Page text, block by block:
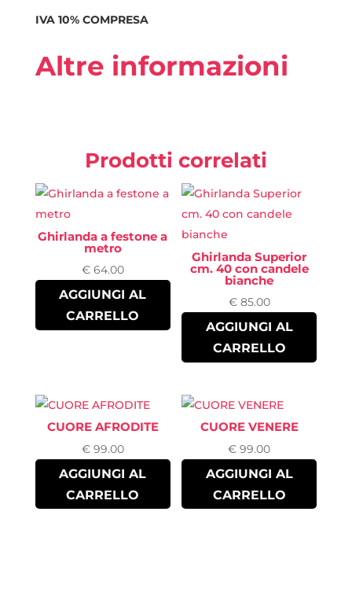
IVA 10% COMPRESA
Altre informazioni
Prodotti correlati
Ghirlanda a festone a
metro
€64.00
AGGIUNGI AL
CARRELLO
Ghirlanda Superior
cm. 40 con candele
bianche
€85.00
AGGIUNGI AL
CARRELLO
CUORE AFRODITE
€99.00
AGGIUNGI AL
CARRELLO
CUORE VENERE
€ 99.00
AGGIUNGI AL
CARRELLO